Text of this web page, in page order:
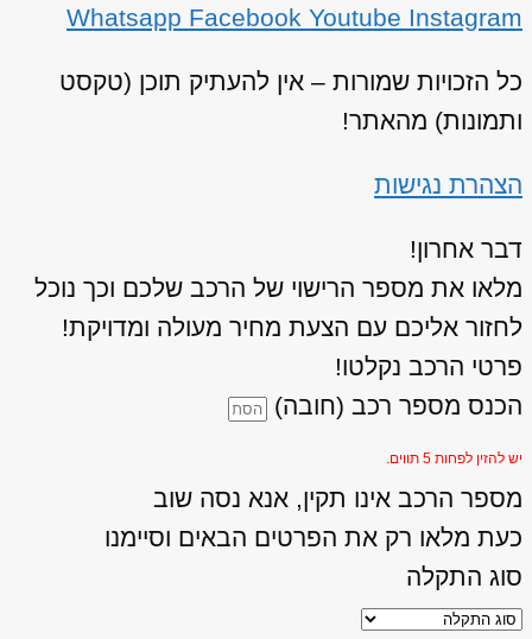
Whatsapp Facebook Youtube Instagram
כל הזכויות שמורות – אין להעתיק תוכן (טקסט
ותמונות) מהאתר!
הצהרת נגישות
דבר אחרון!
מלאו את מספר הרישוי של הרכב שלכם וכך נוכל
לחזור אליכם עם הצעת מחיר מעולה ומדויקת!
פרטי הרכב נקלטו!
הכנס מספר רכב (חובה)
יש להזין לפחות 5 תווים.
מספר הרכב אינו תקין, אנא נסה שוב
כעת מלאו רק את הפרטים הבאים וסיימנו
סוג התקלה